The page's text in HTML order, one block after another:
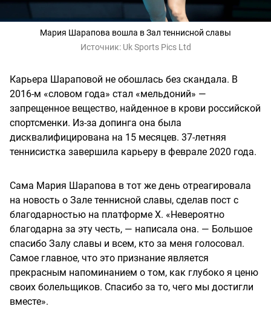
Мария Шарапова вошла в Зал теннисной славы
Источник: Uk Sports Pics Ltd
Карьера Шараповой не обошлась без скандала. В
2016-м «словом года» стал «мельдоний» —
запрещенное вещество, найденное в крови российской
спортсменки. Из-за допинга она была
дисквалифицирована на 15 месяцев. 37-летняя
теннисистка завершила карьеру в феврале 2020 года.
Сама Мария Шарапова в тот же день отреагировала
на новость о Зале теннисной славы, сделав пост с
благодарностью на платформе X. «Невероятно
благодарна за эту честь, — написала она. — Большое
спасибо Залу славы и всем, кто за меня голосовал.
Самое главное, что это признание является
прекрасным напоминанием о том, как глубоко я ценю
своих болельщиков. Спасибо за то, чего мы достигли
вместе».